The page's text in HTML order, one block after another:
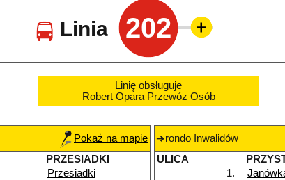
Linia 202
Linię obsługuje
Robert Opara Przewóz Osób
Pokaż na mapie
PRZESIADKI
Przesiadki
rondo Inwalidów
ULICA
1.